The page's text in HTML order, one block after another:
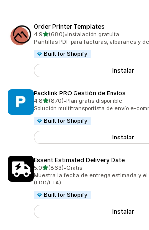
Order Printer Templates
4.9de 5 estrellas
(680)
680 reseñas en total
•Instalación gratuita
Plantillas PDF para facturas, albaranes y
Built for Shopify
Instalar
Packlink PRO Gestión de Envíos
4.8de 5 estrellas
(870)
870 reseñas en total
•Plan gratis disponible
Solución multitransportista de envío e-
Built for Shopify
Instalar
Essent Estimated Delivery Date
5.0de 5 estrellas
(863)
863 reseñas en total
•Gratis
Muestra la fecha de entrega estimada y el
(EDD/ETA)
Built for Shopify
Instalar